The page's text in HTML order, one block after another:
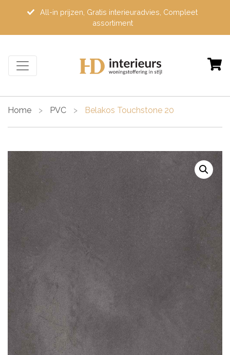
All-in prijzen, Gratis interieuradvies, Compleet
assortiment
Home > PVC > Belakos Touchstone 20